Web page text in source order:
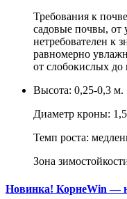
Требования к
садовые почвы, от
нетребователен к
равномерно
от слобокислых
Высота: 0,25-0,3 м.
Диаметр кроны:
Темп роста:
Зона
Новинка! КорнеWin —